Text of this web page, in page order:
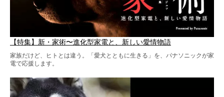
【特集】新・家術〜進化型家電と、新しい愛情物語
家族だけど、ヒトとは違う。「愛犬とともに生きる」を、パナソニックが家
電で応援します。